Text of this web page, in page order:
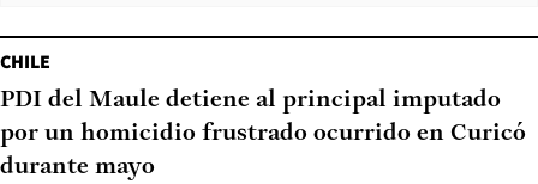
CHILE
PDI del Maule detiene al principal imputado
por un homicidio frustrado ocurrido en Curicó
durante mayo